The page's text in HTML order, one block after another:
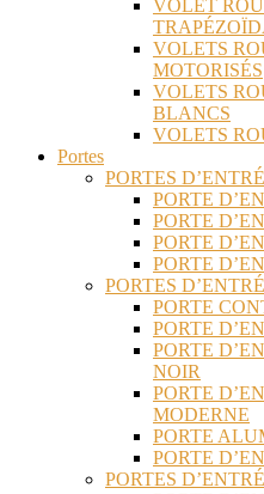
VOLET
VOLETS
MOTORISÉS
VOLETS
BLANCS
VOLETS
Portes
PORTES
PORTE
PORTE
PORTE
PORTE
PORTES
PORTE
PORTE
PORTE
NOIR
PORTE
MODERNE
PORTE
PORTE
PORTES